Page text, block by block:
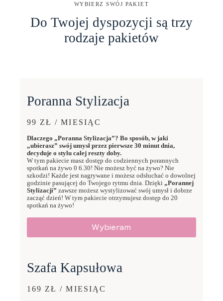
WYBIERZ SWÓJ PAKIET
Do Twojej dyspozycji są trzy
rodzaje pakietów
Poranna Stylizacja
99 ZŁ / MIESIĄC
Dlaczego „Poranna Stylizacja”? Bo sposób, w jaki
„ubierasz” swój umysł przez pierwsze 30 minut dnia,
decyduje o stylu całej reszty doby.
W tym pakiecie masz dostęp do codziennych porannych
spotkań na żywo 0 6.30! Nie możesz być na żywo? Nie
szkodzi! Każde jest nagrywane i możesz odsłuchać o dowolnej
godzinie pasującej do Twojego rytmu dnia. Dzięki „Porannej
Stylizacji” zawsze możesz wystylizować swój umysł i dobrze
zacząć dzień! W tym pakiecie otrzymujesz dostęp do 20
spotkań na żywo!
Wybieram
Szafa Kapsułowa
169 ZŁ / MIESIĄC